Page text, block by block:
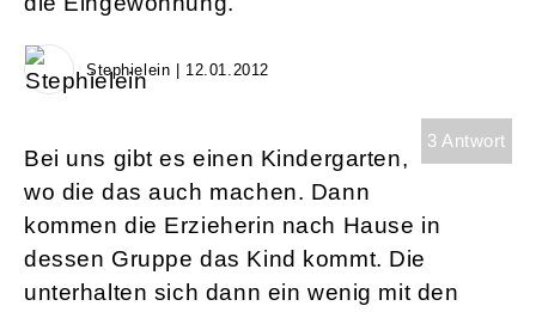
Stephielein | 12.01.2012
3 Antwort
Bei uns gibt es einen Kindergarten,
wo die das auch machen. Dann
kommen die Erzieherin nach Hause in
dessen Gruppe das Kind kommt. Die
unterhalten sich dann ein wenig mit den